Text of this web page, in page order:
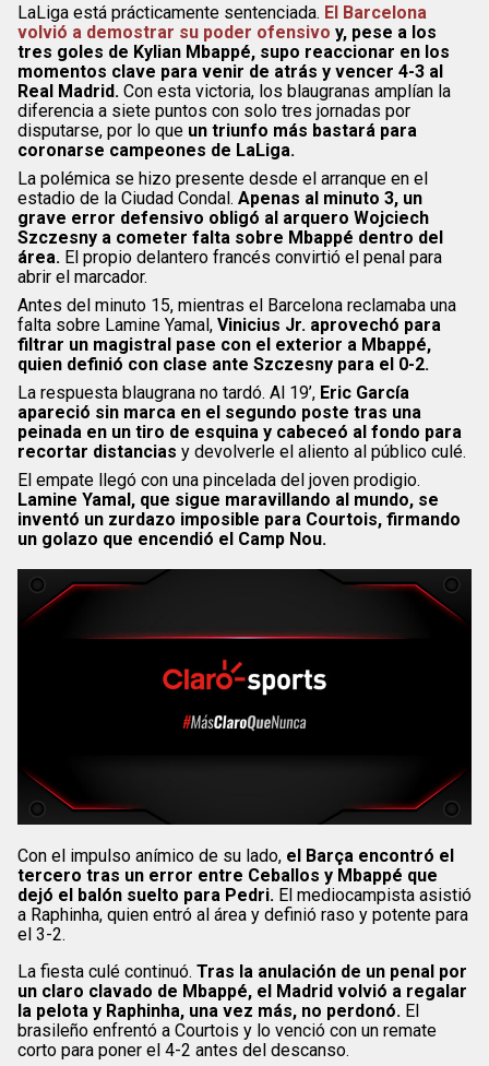
LaLiga está prácticamente sentenciada. El Barcelona
volvió a demostrar su poder ofensivo y, pese a los
tres goles de Kylian Mbappé, supo reaccionar en los
momentos clave para venir de atrás y vencer 4-3 al
Real Madrid. Con esta victoria, los blaugranas amplían la
diferencia a siete puntos con solo tres jornadas por
disputarse, por lo que un triunfo más bastará para
coronarse campeones de LaLiga.
La polémica se hizo presente desde el arranque en el
estadio de la Ciudad Condal. Apenas al minuto 3, un
grave error defensivo obligó al arquero Wojciech
Szczesny a cometer falta sobre Mbappé dentro del
área. El propio delantero francés convirtió el penal para
abrir el marcador.
Antes del minuto 15, mientras el Barcelona reclamaba una
falta sobre Lamine Yamal, Vinicius Jr. aprovechó para
filtrar un magistral pase con el exterior a Mbappé,
quien definió con clase ante Szczesny para el 0-2.
La respuesta blaugrana no tardó. Al 19’, Eric García
apareció sin marca en el segundo poste tras una
peinada en un tiro de esquina y cabeceó al fondo para
recortar distancias y devolverle el aliento al público culé.
El empate llegó con una pincelada del joven prodigio.
Lamine Yamal, que sigue maravillando al mundo, se
inventó un zurdazo imposible para Courtois, firmando
un golazo que encendió el Camp Nou.
Con el impulso anímico de su lado, el Barça encontró el
tercero tras un error entre Ceballos y Mbappé que
dejó el balón suelto para Pedri. El mediocampista asistió
a Raphinha, quien entró al área y definió raso y potente para
el 3-2.
La fiesta culé continuó. Tras la anulación de un penal por
un claro clavado de Mbappé, el Madrid volvió a regalar
la pelota y Raphinha, una vez más, no perdonó. El
brasileño enfrentó a Courtois y lo venció con un remate
corto para poner el 4-2 antes del descanso.